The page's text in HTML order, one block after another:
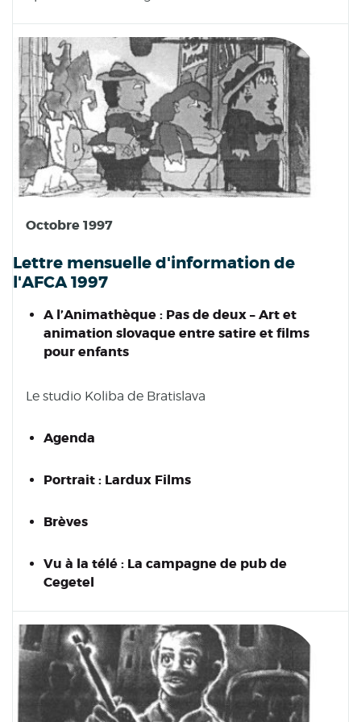
Octobre 1997
Lettre mensuelle d'information de
l'AFCA 1997
A l’Animathèque : Pas de deux – Art et
animation slovaque entre satire et films
pour enfants
Le studio Koliba de Bratislava
Agenda
Portrait : Lardux Films
Brèves
Vu à la télé : La campagne de pub de
Cegetel